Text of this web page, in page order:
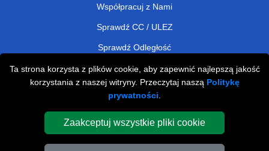
Ta strona korzysta z plików cookie, aby zapewnić najlepszą jakość
korzystania z naszej witryny. Przeczytaj naszą Politykę
prywatności
Zaakceptuj wszystkie pliki cookie
Współpracuj z Nami
Sprawdź CC / ULEZ
Sprawdź Odległość
Man and Van Removals